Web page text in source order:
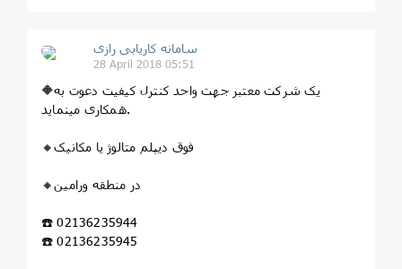
سامانه کاریابی رازی
28 April 2018 05:51
🔶یک شرکت معتبر جهت واحد کنترل کیفیت دعوت به
همکاری مینماید.
🔸فوق دیپلم متالوژ یا مکانیک
🔸در منطقه ورامین
☎️ 02136235944
☎️ 02136235945